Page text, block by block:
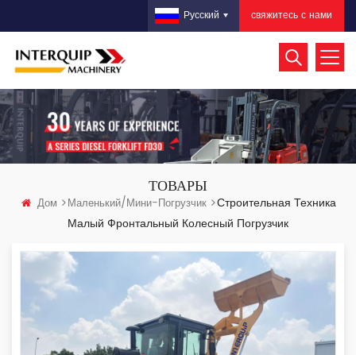
свяжитесь с нами
Русский
ТОВАРЫ
Дом Маленький/мини-Погрузчик
Строительная Техника
Малый Фронтальный Колесный Погрузчик